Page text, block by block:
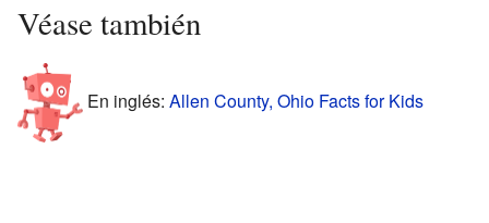
Véase también
En inglés: Allen County, Ohio Facts for Kids